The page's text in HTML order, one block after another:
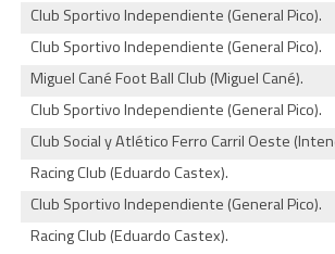
Club Sportivo Independiente (General Pico).
Club Sportivo Independiente (General Pico).
Miguel Cané Foot Ball Club (Miguel Cané).
Club Sportivo Independiente (General Pico).
Club Social y Atlético Ferro Carril Oeste
Racing Club (Eduardo Castex).
Club Sportivo Independiente (General Pico).
Racing Club (Eduardo Castex).